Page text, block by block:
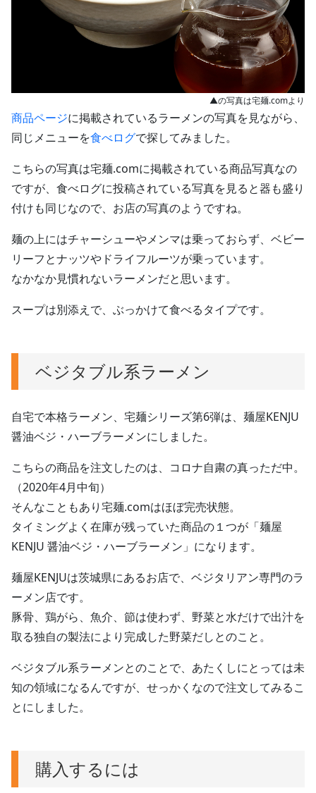
▲の写真は宅麺.comより
商品ページに掲載されているラーメンの写真を見ながら、
同じメニューを食べログで探してみました。
こちらの写真は宅麺.comに掲載されている商品写真なの
ですが、食べログに投稿されている写真を見ると器も盛り
付けも同じなので、お店の写真のようですね。
麺の上にはチャーシューやメンマは乗っておらず、ベビー
リーフとナッツやドライフルーツが乗っています。
なかなか見慣れないラーメンだと思います。
スープは別添えで、ぶっかけて食べるタイプです。
ベジタブル系ラーメン
自宅で本格ラーメン、宅麺シリーズ第6弾は、麺屋KENJU
醤油ベジ・ハーブラーメンにしました。
こちらの商品を注文したのは、コロナ自粛の真っただ中。
（2020年4月中旬）
そんなこともあり宅麺.comはほぼ完売状態。
タイミングよく在庫が残っていた商品の１つが「麺屋
KENJU 醤油ベジ・ハーブラーメン」になります。
麺屋KENJUは茨城県にあるお店で、ベジタリアン専門のラ
ーメン店です。
豚骨、鶏がら、魚介、節は使わず、野菜と水だけで出汁を
取る独自の製法により完成した野菜だしとのこと。
ベジタブル系ラーメンとのことで、あたくしにとっては未
知の領域になるんですが、せっかくなので注文してみるこ
とにしました。
購入するには